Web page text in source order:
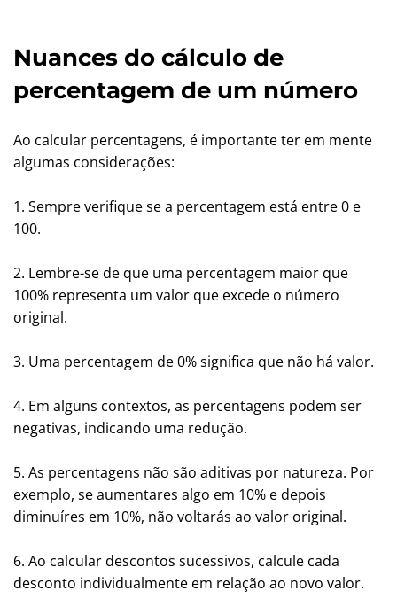
Nuances do cálculo de
percentagem de um número
Ao calcular percentagens, é importante ter em mente
algumas considerações:
1. Sempre verifique se a percentagem está entre 0 e
100.
2. Lembre-se de que uma percentagem maior que
100% representa um valor que excede o número
original.
3. Uma percentagem de 0% significa que não há valor.
4. Em alguns contextos, as percentagens podem ser
negativas, indicando uma redução.
5. As percentagens não são aditivas por natureza. Por
exemplo, se aumentares algo em 10% e depois
diminuíres em 10%, não voltarás ao valor original.
6. Ao calcular descontos sucessivos, calcule cada
desconto individualmente em relação ao novo valor.